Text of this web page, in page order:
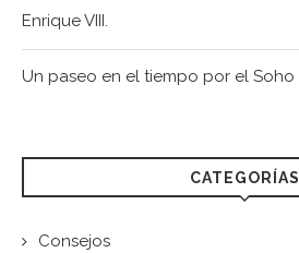
Enrique VIII.
Un paseo en el tiempo por el Soho
CATEGORÍAS
Consejos